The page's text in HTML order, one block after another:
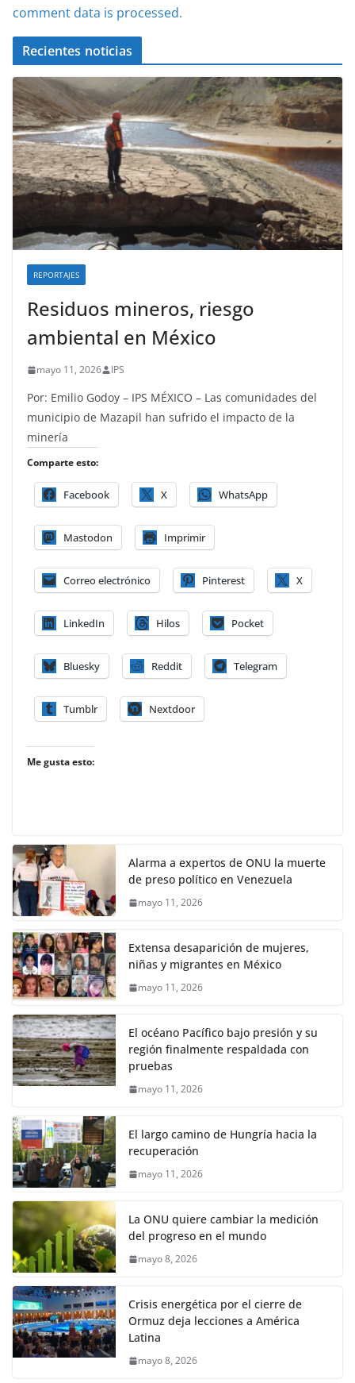
comment data is processed.
Recientes noticias
REPORTAJES
Residuos mineros, riesgo
ambiental en México
mayo 11, 2026 IPS
Por: Emilio Godoy – IPS MÉXICO – Las comunidades del
municipio de Mazapil han sufrido el impacto de la
minería
Comparte esto:
Facebook X WhatsApp
Mastodon Imprimir
Correo electrónico Pinterest X
LinkedIn Hilos Pocket
Bluesky Reddit Telegram
Tumblr Nextdoor
Me gusta esto:
Alarma a expertos de ONU la muerte
de preso político en Venezuela
mayo 11, 2026
Extensa desaparición de mujeres,
niñas y migrantes en México
mayo 11, 2026
El océano Pacífico bajo presión y su
región finalmente respaldada con
pruebas
mayo 11, 2026
El largo camino de Hungría hacia la
recuperación
mayo 11, 2026
La ONU quiere cambiar la medición
del progreso en el mundo
mayo 8, 2026
Crisis energética por el cierre de
Ormuz deja lecciones a América
Latina
mayo 8, 2026